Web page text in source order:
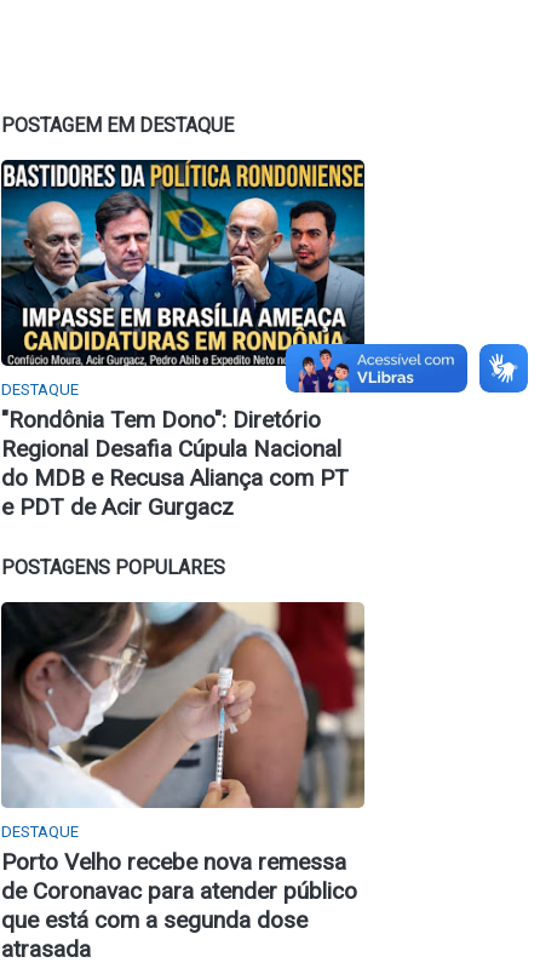
POSTAGEM EM DESTAQUE
DESTAQUE
​"Rondônia Tem Dono": Diretório
Regional Desafia Cúpula Nacional
do MDB e Recusa Aliança com PT
e PDT de Acir Gurgacz
POSTAGENS POPULARES
DESTAQUE
Porto Velho recebe nova remessa
de Coronavac para atender público
que está com a segunda dose
atrasada